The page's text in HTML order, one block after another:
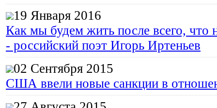
19 Января 2016
Как мы будем жить после всего, что
- российский поэт Игорь Иртеньев
02 Сентября 2015
США ввели новые санкции в